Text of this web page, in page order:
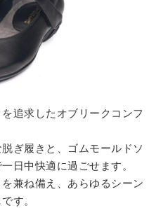
追求したオブリークコンフ
ぎ履きと、ゴムモールドソ
日中快適に過ごせます。
兼ね備え、あらゆるシーン
す。